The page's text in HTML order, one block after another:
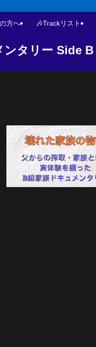
ンタリー Side B
方へ 🎶Trackリスト